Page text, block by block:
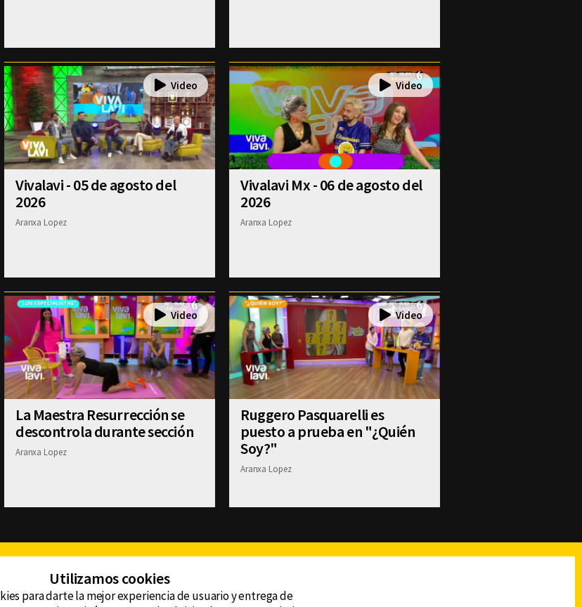
Vivalavi - 05 de agosto del
2026
Aranxa Lopez
Vivalavi Mx - 06 de agosto del
2026
Aranxa Lopez
La Maestra Resurrección se
descontrola durante sección
Aranxa Lopez
Ruggero Pasquarelli es
puesto a prueba en "¿Quién
Soy?"
Aranxa Lopez
Utilizamos cookies
para darte la mejor experiencia de usuario y entrega de